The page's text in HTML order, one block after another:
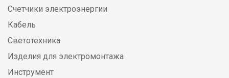
Счетчики электроэнергии
Кабель
Светотехника
Изделия для электромонтажа
Инструмент